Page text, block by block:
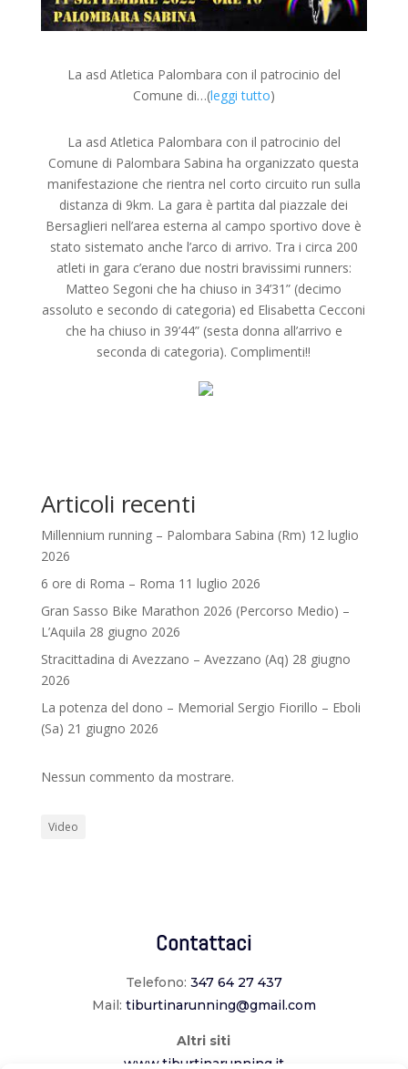
La asd Atletica Palombara con il patrocinio del
Comune di…(leggi tutto)
La asd Atletica Palombara con il patrocinio del
Comune di Palombara Sabina ha organizzato questa
manifestazione che rientra nel corto circuito run sulla
distanza di 9km. La gara è partita dal piazzale dei
Bersaglieri nell’area esterna al campo sportivo dove è
stato sistemato anche l’arco di arrivo. Tra i circa 200
atleti in gara c’erano due nostri bravissimi runners:
Matteo Segoni che ha chiuso in 34’31” (decimo
assoluto e secondo di categoria) ed Elisabetta Cecconi
che ha chiuso in 39’44” (sesta donna all’arrivo e
seconda di categoria). Complimenti!!
Articoli recenti
Millennium running – Palombara Sabina (Rm) 12 luglio
2026
6 ore di Roma – Roma 11 luglio 2026
Gran Sasso Bike Marathon 2026 (Percorso Medio) –
L’Aquila 28 giugno 2026
Stracittadina di Avezzano – Avezzano (Aq) 28 giugno
2026
La potenza del dono – Memorial Sergio Fiorillo – Eboli
(Sa) 21 giugno 2026
Nessun commento da mostrare.
Video
Contattaci
Telefono: 347 64 27 437
Mail: tiburtinarunning@gmail.com
Altri siti
www.tiburtinarunning.it